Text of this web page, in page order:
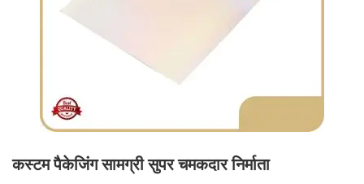
कस्टम पैकेजिंग सामग्री सुपर चमकदार निर्माता